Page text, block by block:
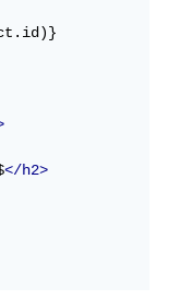
>
</h2>